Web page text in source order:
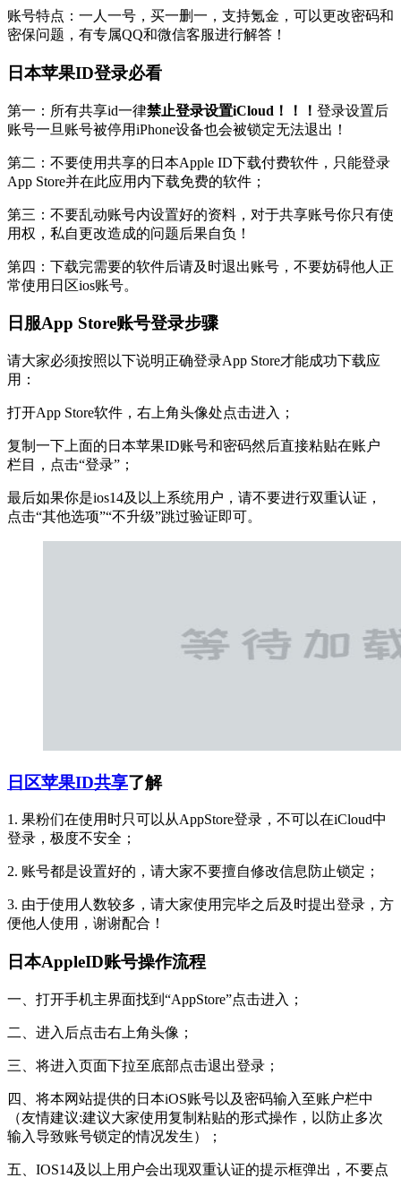
账号特点：一人一号，买一删一，支持氪金，可以更改密码和
密保问题，有专属QQ和微信客服进行解答！
日本苹果ID登录必看
第一：所有共享id一律禁止登录设置iCloud！！！ 登录设置后
账号一旦账号被停用iPhone设备也会被锁定无法退出！
第二：不要使用共享的日本Apple ID下载付费软件，只能登录
App Store并在此应用内下载免费的软件；
第三：不要乱动账号内设置好的资料，对于共享账号你只有使
用权，私自更改造成的问题后果自负！
第四：下载完需要的软件后请及时退出账号，不要妨碍他人正
常使用日区ios账号。
日服App Store账号登录步骤
请大家必须按照以下说明正确登录App Store才能成功下载应
用：
打开App Store软件，右上角头像处点击进入；
复制一下上面的日本苹果ID账号和密码然后直接粘贴在账户
栏目，点击“登录”；
最后如果你是ios14及以上系统用户，请不要进行双重认证，
点击“其他选项”“不升级”跳过验证即可。
日区苹果ID共享了解
1. 果粉们在使用时只可以从AppStore登录，不可以在iCloud中
登录，极度不安全；
2. 账号都是设置好的，请大家不要擅自修改信息防止锁定；
3. 由于使用人数较多，请大家使用完毕之后及时提出登录，方
便他人使用，谢谢配合！
日本AppleID账号操作流程
一、打开手机主界面找到“AppStore”点击进入；
二、进入后点击右上角头像；
三、将进入页面下拉至底部点击退出登录；
四、将本网站提供的日本iOS账号以及密码输入至账户栏中
（友情建议:建议大家使用复制粘贴的形式操作，以防止多次
输入导致账号锁定的情况发生）；
五、IOS14及以上用户会出现双重认证的提示框弹出，不要点